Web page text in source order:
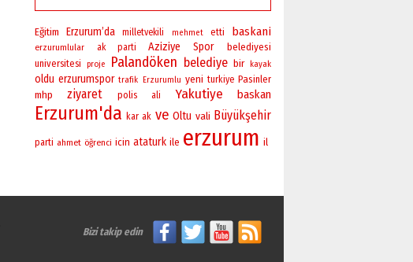
Eğitim Erzurum’da milletvekili mehmet etti baskani
erzurumlular ak parti Aziziye Spor belediyesi
universitesi proje Palandöken belediye bir kayak
oldu erzurumspor trafik Erzurumlu yeni turkiye Pasinler
mhp ziyaret polis ali Yakutiye baskan
Erzurum'da kar ak ve Oltu vali Büyükşehir
parti ahmet öğrenci icin ataturk ile erzurum il
Bizi takip edin